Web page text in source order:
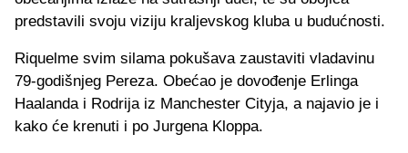
predstavili svoju viziju kraljevskog kluba u budućnosti.
Riquelme svim silama pokušava zaustaviti vladavinu
79-godišnjeg Pereza. Obećao je dovođenje Erlinga
Haalanda i Rodrija iz Manchester Cityja, a najavio je i
kako će krenuti i po Jurgena Kloppa.